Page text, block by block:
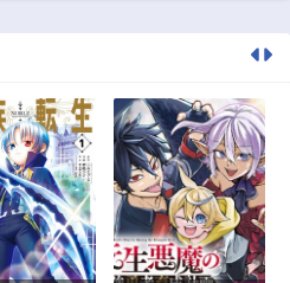
第47.2話
3ヶ月前
第46.3話
3ヶ月前
第46.1話
3ヶ月前